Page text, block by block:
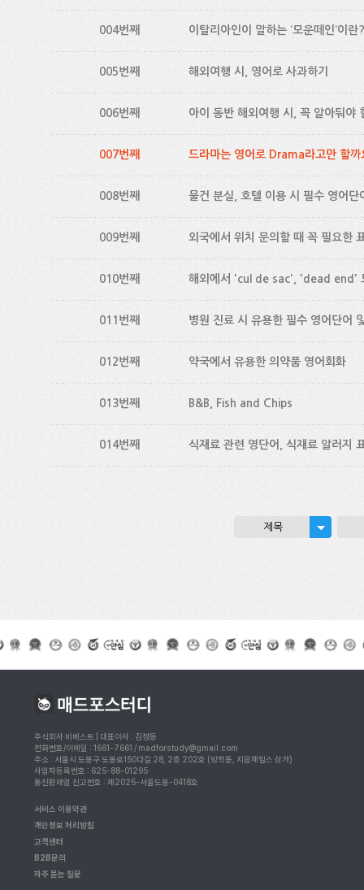
004번째 이탈리아인이 말하는 ‘모운떼인’이란?
005번째 해외여행 시, 영어로 사과하기
006번째 아이 동반 해외여행 시, 꼭 알아둬야
007번째 드라마는 영어로 Drama라고만 할까
008번째 물건 분실, 호텔 이용 시 필수 영어단
009번째 외국에서 위치 문의할 때 꼭 필요한
010번째 해외에서 'cul de sac', 'dead end'
011번째 병원 진료 시 유용한 필수 영어단어
012번째 약국에서 유용한 의약품 영어회화
013번째 B&B, Fish and Chips
014번째 식재료 관련 영단어, 식재료 알러지
제목
주식회사 비베스트 | 대표이사 : 김정동
전화번호/이메일 : 1661-7661 / madforstudy@gmail.com
주소 : 서울시 도봉구 도봉로150다길 28, 2층 202호 (방학동, 지음재힐스 상가)
사업자등록번호 : 625-88-01295
통신판매업 신고번호 : 제2025-서울도봉-0418호
서비스 이용약관
개인정보 처리방침
고객센터
B2B문의
자주 묻는 질문